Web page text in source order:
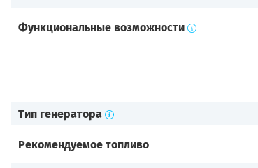
Функциональные возможности
Тип генератора
Рекомендуемое топливо